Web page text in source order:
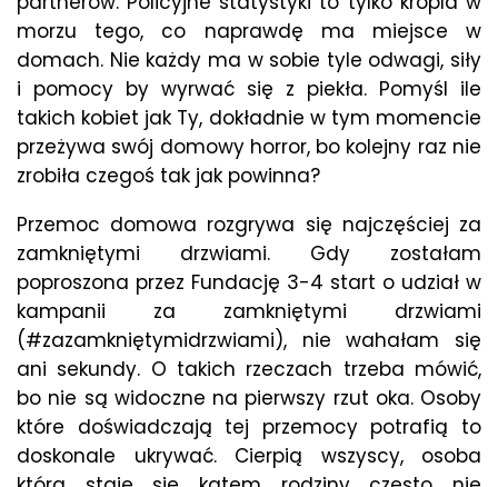
morzu tego, co naprawdę ma miejsce w
domach. Nie każdy ma w sobie tyle odwagi, siły
i pomocy by wyrwać się z piekła. Pomyśl ile
takich kobiet jak Ty, dokładnie w tym momencie
przeżywa swój domowy horror, bo kolejny raz nie
zrobiła czegoś tak jak powinna?
Przemoc domowa rozgrywa się najczęściej za
zamkniętymi drzwiami. Gdy zostałam
poproszona przez Fundację 3-4 start o udział w
kampanii za zamkniętymi drzwiami
(#zazamkniętymidrzwiami), nie wahałam się
ani sekundy. O takich rzeczach trzeba mówić,
bo nie są widoczne na pierwszy rzut oka. Osoby
które doświadczają tej przemocy potrafią to
doskonale ukrywać. Cierpią wszyscy, osoba